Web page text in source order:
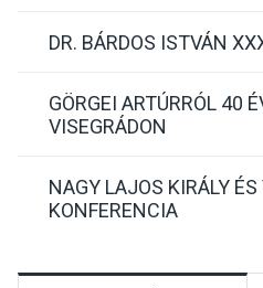
DR. BÁRDOS ISTVÁN
GÖRGEI ARTÚRRÓL 40
VISEGRÁDON
NAGY LAJOS KIRÁLY ÉS
KONFERENCIA